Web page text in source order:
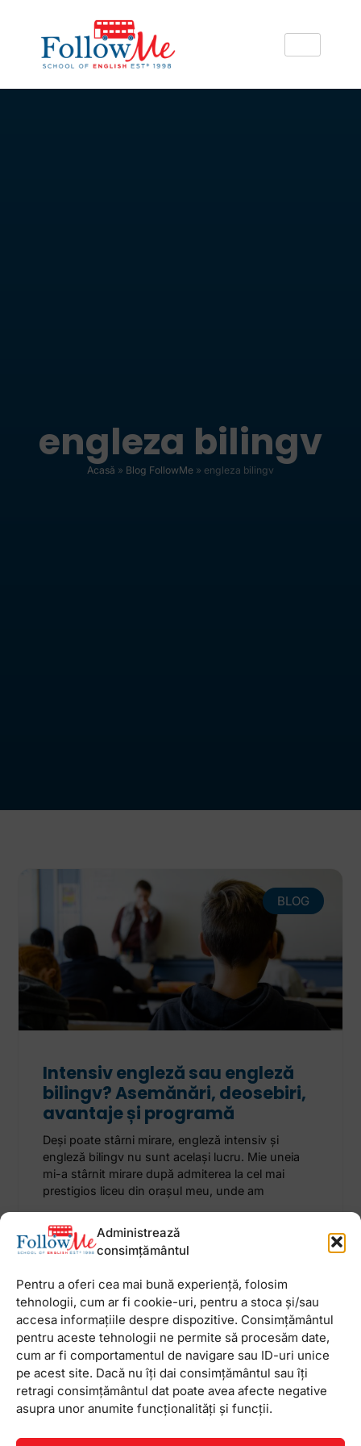
Administrează
consimțământul
Pentru a oferi cea mai bună experiență, folosim
tehnologii, cum ar fi cookie-uri, pentru a stoca și/sau
accesa informațiile despre dispozitive. Consimțământul
pentru aceste tehnologii ne permite să procesăm date,
cum ar fi comportamentul de navigare sau ID-uri unice
pe acest site. Dacă nu îți dai consimțământul sau îți
retragi consimțământul dat poate avea afecte negative
asupra unor anumite funcționalități și funcții.
engleza bilingv
Acasă » Blog FollowMe » engleza bilingv
BLOG
Intensiv engleză sau engleză
bilingv? Asemănări, deosebiri,
avantaje și programă
Deși poate stârni mirare, engleză intensiv și
engleză bilingv nu sunt același lucru. Mie uneia
mi-a stârnit mirare după admiterea la cel mai
prestigios liceu din orașul meu, unde am
2 iulie 2026 Niciun comentariu
Newsletter